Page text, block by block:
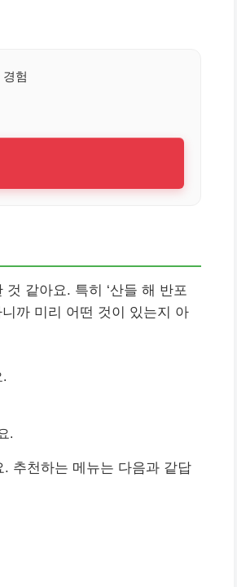
험
같아요. 특히 ‘산들 해 반포
까 미리 어떤 것이 있는지 아
.
추천하는 메뉴는 다음과 같답